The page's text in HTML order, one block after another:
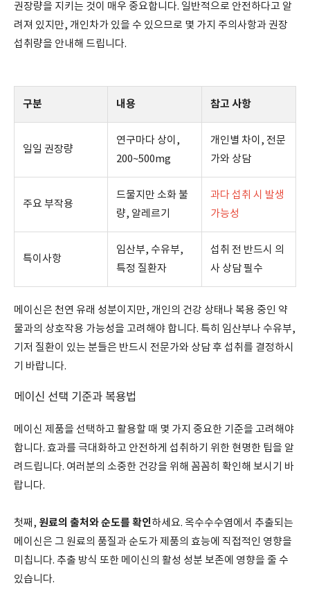
권장량을 지키는 것이 매우 중요합니다. 일반적으로 안전하다고 알
려져 있지만, 개인차가 있을 수 있으므로 몇 가지 주의사항과 권장
섭취량을 안내해 드립니다.
구분 내용 참고 사항
일일 권장량
연구마다 상이,
200~500mg
개인별 차이, 전문
가와 상담
주요 부작용
드물지만 소화 불
량, 알레르기
과다 섭취 시 발생
가능성
특이사항
임산부, 수유부,
특정 질환자
섭취 전 반드시 의
사 상담 필수
메이신은 천연 유래 성분이지만, 개인의 건강 상태나 복용 중인 약
물과의 상호작용 가능성을 고려해야 합니다. 특히 임산부나 수유부,
기저 질환이 있는 분들은 반드시 전문가와 상담 후 섭취를 결정하시
기 바랍니다.
메이신 선택 기준과 복용법
메이신 제품을 선택하고 활용할 때 몇 가지 중요한 기준을 고려해야
합니다. 효과를 극대화하고 안전하게 섭취하기 위한 현명한 팁을 알
려드립니다. 여러분의 소중한 건강을 위해 꼼꼼히 확인해 보시기 바
랍니다.
첫째, 원료의 출처와 순도를 확인하세요. 옥수수수염에서 추출되는
메이신은 그 원료의 품질과 순도가 제품의 효능에 직접적인 영향을
미칩니다. 추출 방식 또한 메이신의 활성 성분 보존에 영향을 줄 수
있습니다.